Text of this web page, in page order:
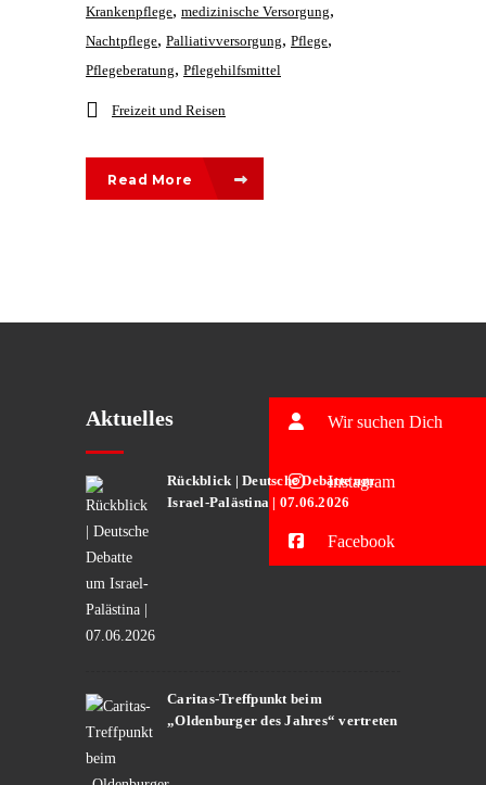
Krankenpflege, medizinische Versorgung,
Nachtpflege, Palliativversorgung, Pflege,
Pflegeberatung, Pflegehilfsmittel
Freizeit und Reisen
Read More
Aktuelles
Rückblick | Deutsche Debatte um
Israel-Palästina | 07.06.2026
Caritas-Treffpunkt beim
„Oldenburger des Jahres“ vertreten
Wir suchen Dich
Instagram
Facebook